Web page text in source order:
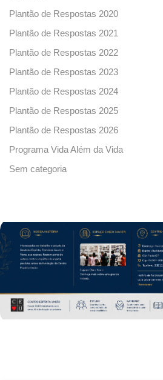
Plantão de Respostas 2020
Plantão de Respostas 2021
Plantão de Respostas 2022
Plantão de Respostas 2023
Plantão de Respostas 2024
Plantão de Respostas 2025
Plantão de Respostas 2026
Programa Vida Além da Vida
Sem categoria